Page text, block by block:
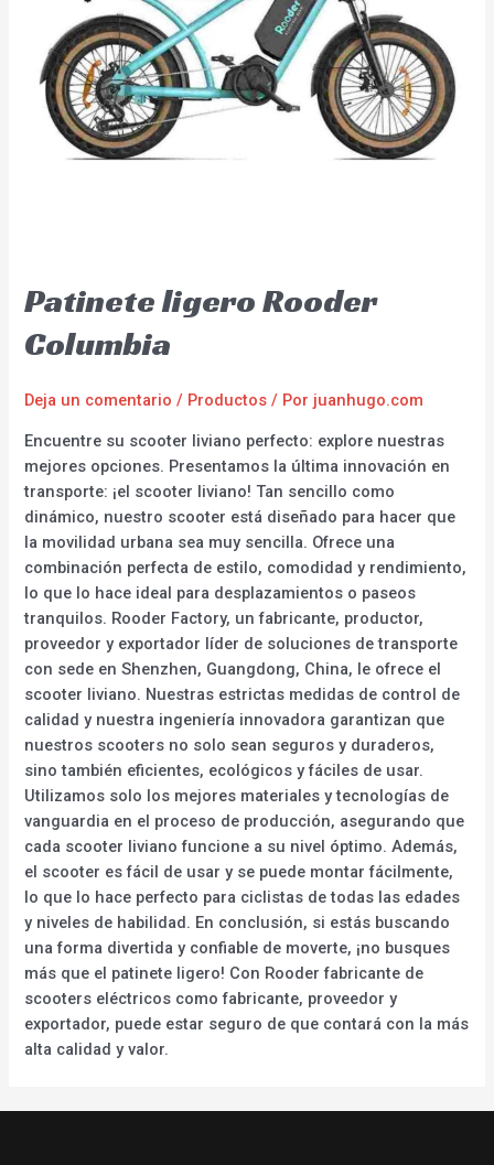
Patinete ligero Rooder
Columbia
Deja un comentario / Productos / Por juanhugo.com
Encuentre su scooter liviano perfecto: explore nuestras
mejores opciones. Presentamos la última innovación en
transporte: ¡el scooter liviano! Tan sencillo como
dinámico, nuestro scooter está diseñado para hacer que
la movilidad urbana sea muy sencilla. Ofrece una
combinación perfecta de estilo, comodidad y rendimiento,
lo que lo hace ideal para desplazamientos o paseos
tranquilos. Rooder Factory, un fabricante, productor,
proveedor y exportador líder de soluciones de transporte
con sede en Shenzhen, Guangdong, China, le ofrece el
scooter liviano. Nuestras estrictas medidas de control de
calidad y nuestra ingeniería innovadora garantizan que
nuestros scooters no solo sean seguros y duraderos,
sino también eficientes, ecológicos y fáciles de usar.
Utilizamos solo los mejores materiales y tecnologías de
vanguardia en el proceso de producción, asegurando que
cada scooter liviano funcione a su nivel óptimo. Además,
el scooter es fácil de usar y se puede montar fácilmente,
lo que lo hace perfecto para ciclistas de todas las edades
y niveles de habilidad. En conclusión, si estás buscando
una forma divertida y confiable de moverte, ¡no busques
más que el patinete ligero! Con Rooder fabricante de
scooters eléctricos como fabricante, proveedor y
exportador, puede estar seguro de que contará con la más
alta calidad y valor.